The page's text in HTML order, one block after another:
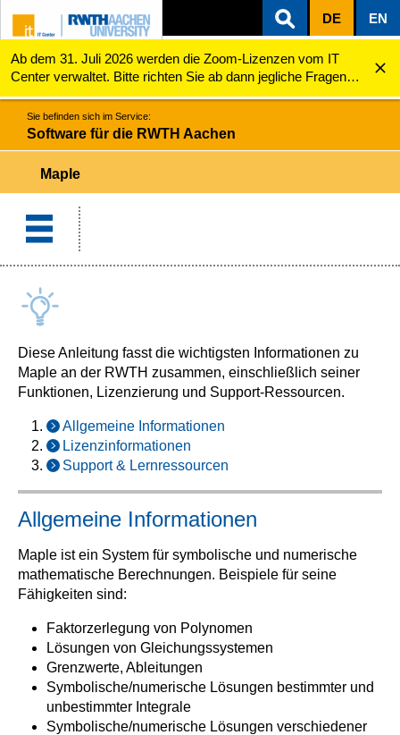
ZUM INHALTSBEREICH
ZUR HAUPTNAVIGATION
ZUR SUCHE
DE EN
Ab dem 31. Juli 2026 werden die Zoom-Lizenzen vom IT
Center verwaltet. Bitte richten Sie ab dann jegliche Fragen
zu den Zoom-Lizenzen (z.B. Probleme mit dem Login) an
servicedesk@itc.rwth-aachen.de.
Software für die RWTH Aachen Maple
Sie befinden sich im Service:
Software für die RWTH Aachen
Maple
Diese Anleitung fasst die wichtigsten Informationen zu
Maple an der RWTH zusammen, einschließlich seiner
Funktionen, Lizenzierung und Support-Ressourcen.
Allgemeine Informationen
Lizenzinformationen
Support & Lernressourcen
Allgemeine Informationen
Maple ist ein System für symbolische und numerische
mathematische Berechnungen. Beispiele für seine
Fähigkeiten sind:
Faktorzerlegung von Polynomen
Lösungen von Gleichungssystemen
Grenzwerte, Ableitungen
Symbolische/numerische Lösungen bestimmter und
unbestimmter Integrale
Symbolische/numerische Lösungen verschiedener